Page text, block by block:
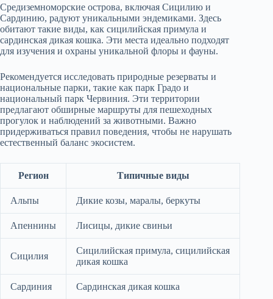
Средиземноморские острова, включая Сицилию и
Сардинию, радуют уникальными эндемиками. Здесь
обитают такие виды, как сицилийская примула и
сардинская дикая кошка. Эти места идеально подходят
для изучения и охраны уникальной флоры и фауны.
Рекомендуется исследовать природные резерваты и
национальные парки, такие как парк Градо и
национальный парк Червиния. Эти территории
предлагают обширные маршруты для пешеходных
прогулок и наблюдений за животными. Важно
придерживаться правил поведения, чтобы не нарушать
естественный баланс экосистем.
Регион Типичные виды
Альпы Дикие козы, маралы, беркуты
Апеннины Лисицы, дикие свиньи
Сицилия
Сицилийская примула, сицилийская
дикая кошка
Сардиния
Сардинская дикая кошка